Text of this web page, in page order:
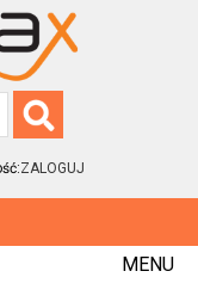
ZALOGUJ
MENU